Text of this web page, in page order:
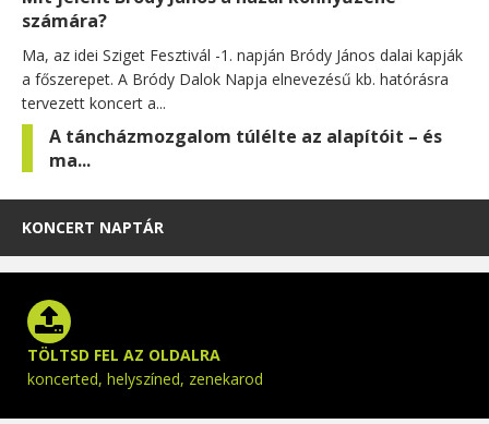
számára?
Ma, az idei Sziget Fesztivál -1. napján Bródy János dalai kapják
a főszerepet. A Bródy Dalok Napja elnevezésű kb. hatórásra
tervezett koncert a...
A táncházmozgalom túlélte az alapítóit – és
ma...
KONCERT NAPTÁR
TÖLTSD FEL AZ OLDALRA
koncerted, helyszíned, zenekarod